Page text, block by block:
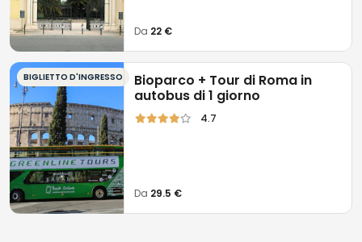
conservazione
eeducazione
Da 22 €
BIGLIETTO D'INGRESSO
Bioparco + Tour di Roma in
autobus di 1 giorno
4.7
Da 29.5 €